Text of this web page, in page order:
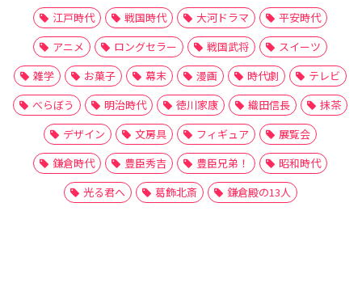
江戸時代 戦国時代 大河ドラマ
平安時代
アニメ
ロングセラー 戦国武将
スイーツ
雑学
お菓子 幕末 漫画 時代劇
テレビ
べらぼう
明治時代 徳川家康 織田信長
抹茶
デザイン
文房具 フィギュア
展覧会
鎌倉時代
豊臣秀吉 豊臣兄弟！
昭和時代
光る君へ
葛飾北斎 鎌倉殿の13人